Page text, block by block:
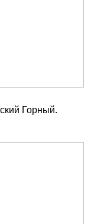
Горный.